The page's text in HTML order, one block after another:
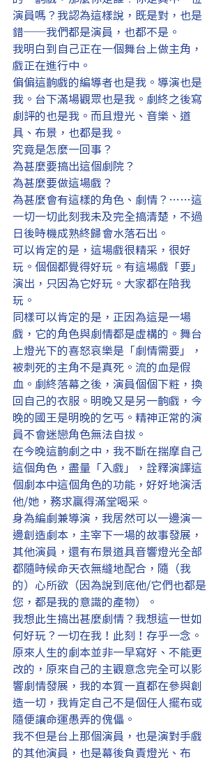
演員嗎？我認為這樣說，既是對，也是
錯──我們都是演員，也都不是。
我明白到自己正在一個舞台上做主角，
戲正在進行中。
偏偏這齣戲的編導者也是我。導演也是
我。台下滿場觀眾也是我。劇終之後寫
劇評的也是我。而且燈光、音樂、道
具、布景，也都是我。
究竟是怎麼一回事？
為甚麼要搞出這個劇院？
為甚麼要做這場戲？
為甚麼會有這樣的角色、劇情？……這
一切一切此刻我未及完全搞清楚，不過
日後時機成熟終歸會水落石出。
可以肯定的是，這場戲很精采，很好
玩。個個都覺得好玩。有這場戲「要」
演出，只因為它好玩。大家都在陪我
玩。
同樣可以肯定的是，正因為這是一場
戲，它的角色與劇情都是虛構的。舞台
上燈光下的喜怒哀樂是「劇情需要」，
被刺死的主角不是真死。流的血是假
血。劇終落幕之後，演員個個下粧，換
回自己的衣服。明晚又是另一齣戲，今
晚的國王是明晚的乞丐。精神正常的演
員不會迷戀角色無法自拔。
在今晚這齣劇之中，我不斷在揣摩自己
這個角色，盡量「入戲」，詮釋演譯這
個劇本中這個角色的功能，好好地演活
他/她，務求贏得滿堂喝采。
身為編劇兼導演，我居然可以一邊演一
邊創造劇本，主宰下一場的故事發展，
其他演員，還有布景道具音響燈光全部
都隨時候命天衣無縫地配合，隨（我
的）心所欲（因為說到底他/它們也都是
您，都是我的意識的產物）。
我想此生搞出甚麼劇情？我想這一世如
何好玩？一切在我！此刻！存乎一念。
原來人生的劇本並非一早寫好、不能更
改的，原來自己的主觀意念完全可以影
響劇情發展，我的本質一直都在參與創
造一切，我肯定自己不是個任人擺布或
隨便讓命運愚弄的傀儡。
我不但是台上那個演員，也是演對手戲
的其他演員，也是幕後負責燈光、布